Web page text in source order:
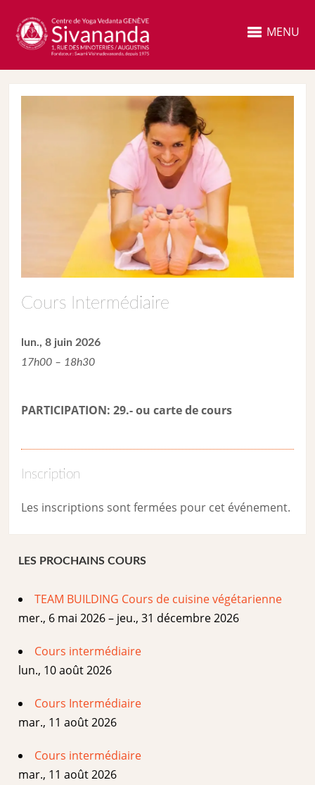
MENU
Cours Intermédiaire
lun., 8 juin 2026
17h00 – 18h30
PARTICIPATION: 29.- ou carte de cours
Inscription
Les inscriptions sont fermées pour cet événement.
LES PROCHAINS COURS
TEAM BUILDING Cours de cuisine végétarienne
mer., 6 mai 2026 – jeu., 31 décembre 2026
Cours intermédiaire
lun., 10 août 2026
Cours Intermédiaire
mar., 11 août 2026
Cours intermédiaire
mar., 11 août 2026